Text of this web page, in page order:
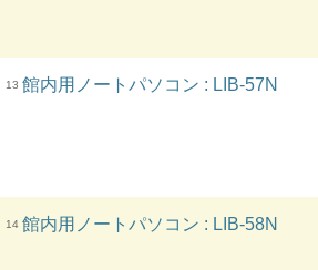
13 館内用ノートパソコン : LIB-57N
14 館内用ノートパソコン : LIB-58N